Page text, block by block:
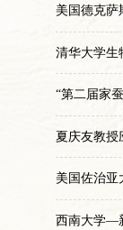
夏庆友教授